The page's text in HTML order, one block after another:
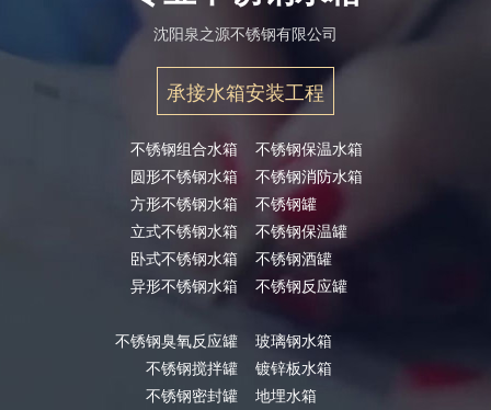
沈阳泉之源不锈钢有限公司
承接水箱安装工程
不锈钢组合水箱
圆形不锈钢水箱
方形不锈钢水箱
立式不锈钢水箱
卧式不锈钢水箱
异形不锈钢水箱
不锈钢臭氧反应罐
不锈钢搅拌罐
不锈钢密封罐
不锈钢保温水箱
不锈钢消防水箱
不锈钢罐
不锈钢保温罐
不锈钢酒罐
不锈钢反应罐
玻璃钢水箱
镀锌板水箱
地埋水箱